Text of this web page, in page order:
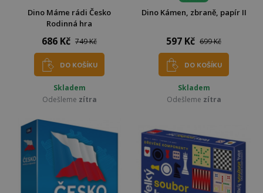
Dino Máme rádi Česko
Rodinná hra
686 Kč 749 Kč
DO KOŠÍKU
Skladem
Odešleme zítra
Dino Kámen, zbraně, papír II
597 Kč 699 Kč
DO KOŠÍKU
Skladem
Odešleme zítra